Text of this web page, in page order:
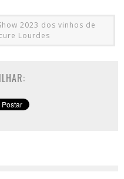
2023 dos vinhos de
Lourdes